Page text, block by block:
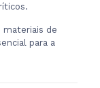
materiais de
para a